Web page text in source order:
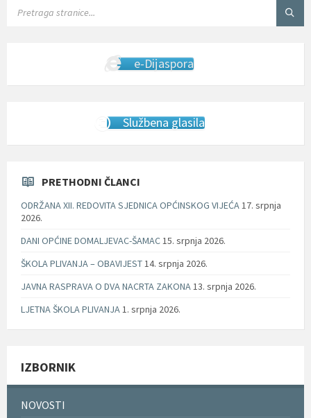
e-Dijaspora
Službena glasila
PRETHODNI ČLANCI
ODRŽANA XII. REDOVITA SJEDNICA OPĆINSKOG VIJEĆA17. srpnja
2026.
DANI OPĆINE DOMALJEVAC-ŠAMAC15. srpnja 2026.
ŠKOLA PLIVANJA – OBAVIJEST14. srpnja 2026.
JAVNA RASPRAVA O DVA NACRTA ZAKONA13. srpnja 2026.
LJETNA ŠKOLA PLIVANJA1. srpnja 2026.
IZBORNIK
NOVOSTI